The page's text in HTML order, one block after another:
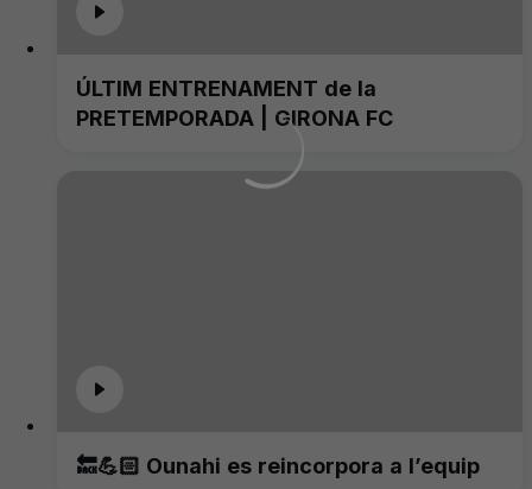
ÚLTIM ENTRENAMENT de la
PRETEMPORADA | GIRONA FC
🔙💪🏻 Ounahi es reincorpora a l’equip